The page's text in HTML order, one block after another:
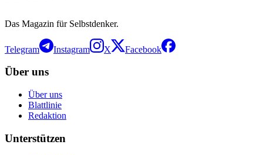
Das Magazin für Selbstdenker.
Telegram Instagram X Facebook
Über uns
Über uns
Blattlinie
Redaktion
Unterstützen